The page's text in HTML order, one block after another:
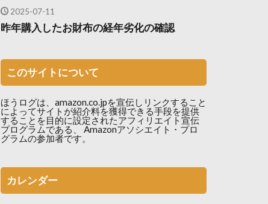
2025-07-11
昨年購入したお財布の経年劣化の確認
このサイトについて
ほうログは、amazon.co.jpを宣伝しリンクすること
によってサイトが紹介料を獲得できる手段を提供
することを目的に設定されたアフィリエイト宣伝
プログラムである、 Amazonアソシエイト・プロ
グラムの参加者です。
カレンダー